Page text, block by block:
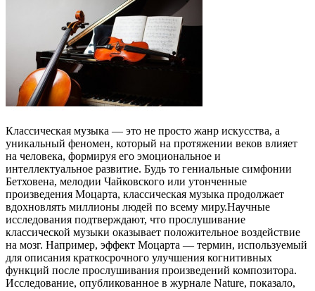
Классическая музыка — это не просто жанр искусства, а
уникальный феномен, который на протяжении веков влияет
на человека, формируя его эмоциональное и
интеллектуальное развитие. Будь то гениальные симфонии
Бетховена, мелодии Чайковского или утонченные
произведения Моцарта, классическая музыка продолжает
вдохновлять миллионы людей по всему миру.Научные
исследования подтверждают, что прослушивание
классической музыки оказывает положительное воздействие
на мозг. Например, эффект Моцарта — термин, используемый
для описания краткосрочного улучшения когнитивных
функций после прослушивания произведений композитора.
Исследование, опубликованное в журнале Nature, показало,